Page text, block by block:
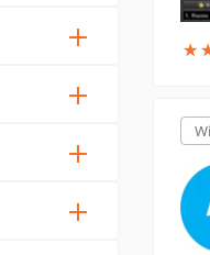
★
★